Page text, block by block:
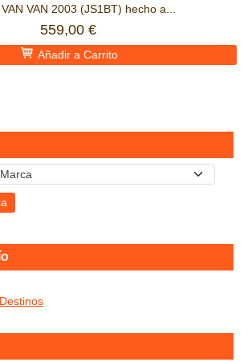
VAN 2003 (JS1BT) hecho a...
559,00 €
Añadir a Carrito